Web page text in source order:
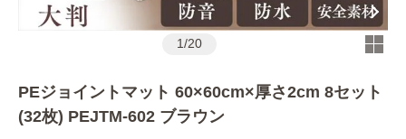
1/20
PEジョイントマット 60×60cm×厚さ2cm 8セット
(32枚) PEJTM-602 ブラウン